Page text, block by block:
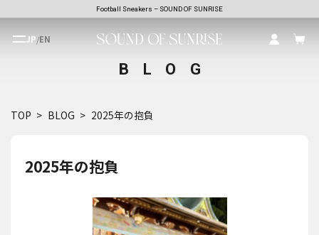
Football Sneakers – SOUND OF SUNRISE
JP/EN
BLOG
TOP BLOG 2025年の抱負
2025年の抱負